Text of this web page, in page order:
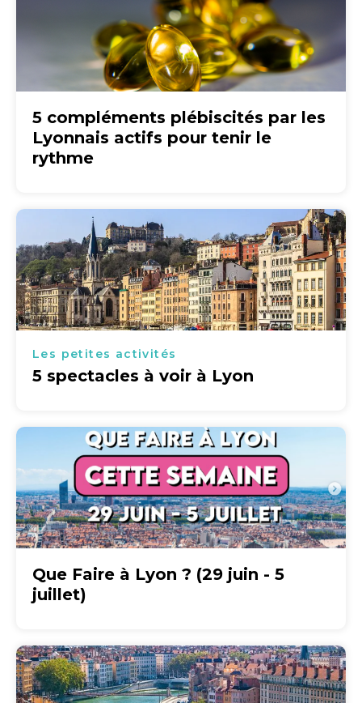
5 compléments plébiscités par les
Lyonnais actifs pour tenir le
rythme
Les petites activités
5 spectacles à voir à Lyon
Que Faire à Lyon ? (29 juin - 5
juillet)